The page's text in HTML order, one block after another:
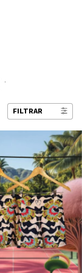
.
FILTRAR